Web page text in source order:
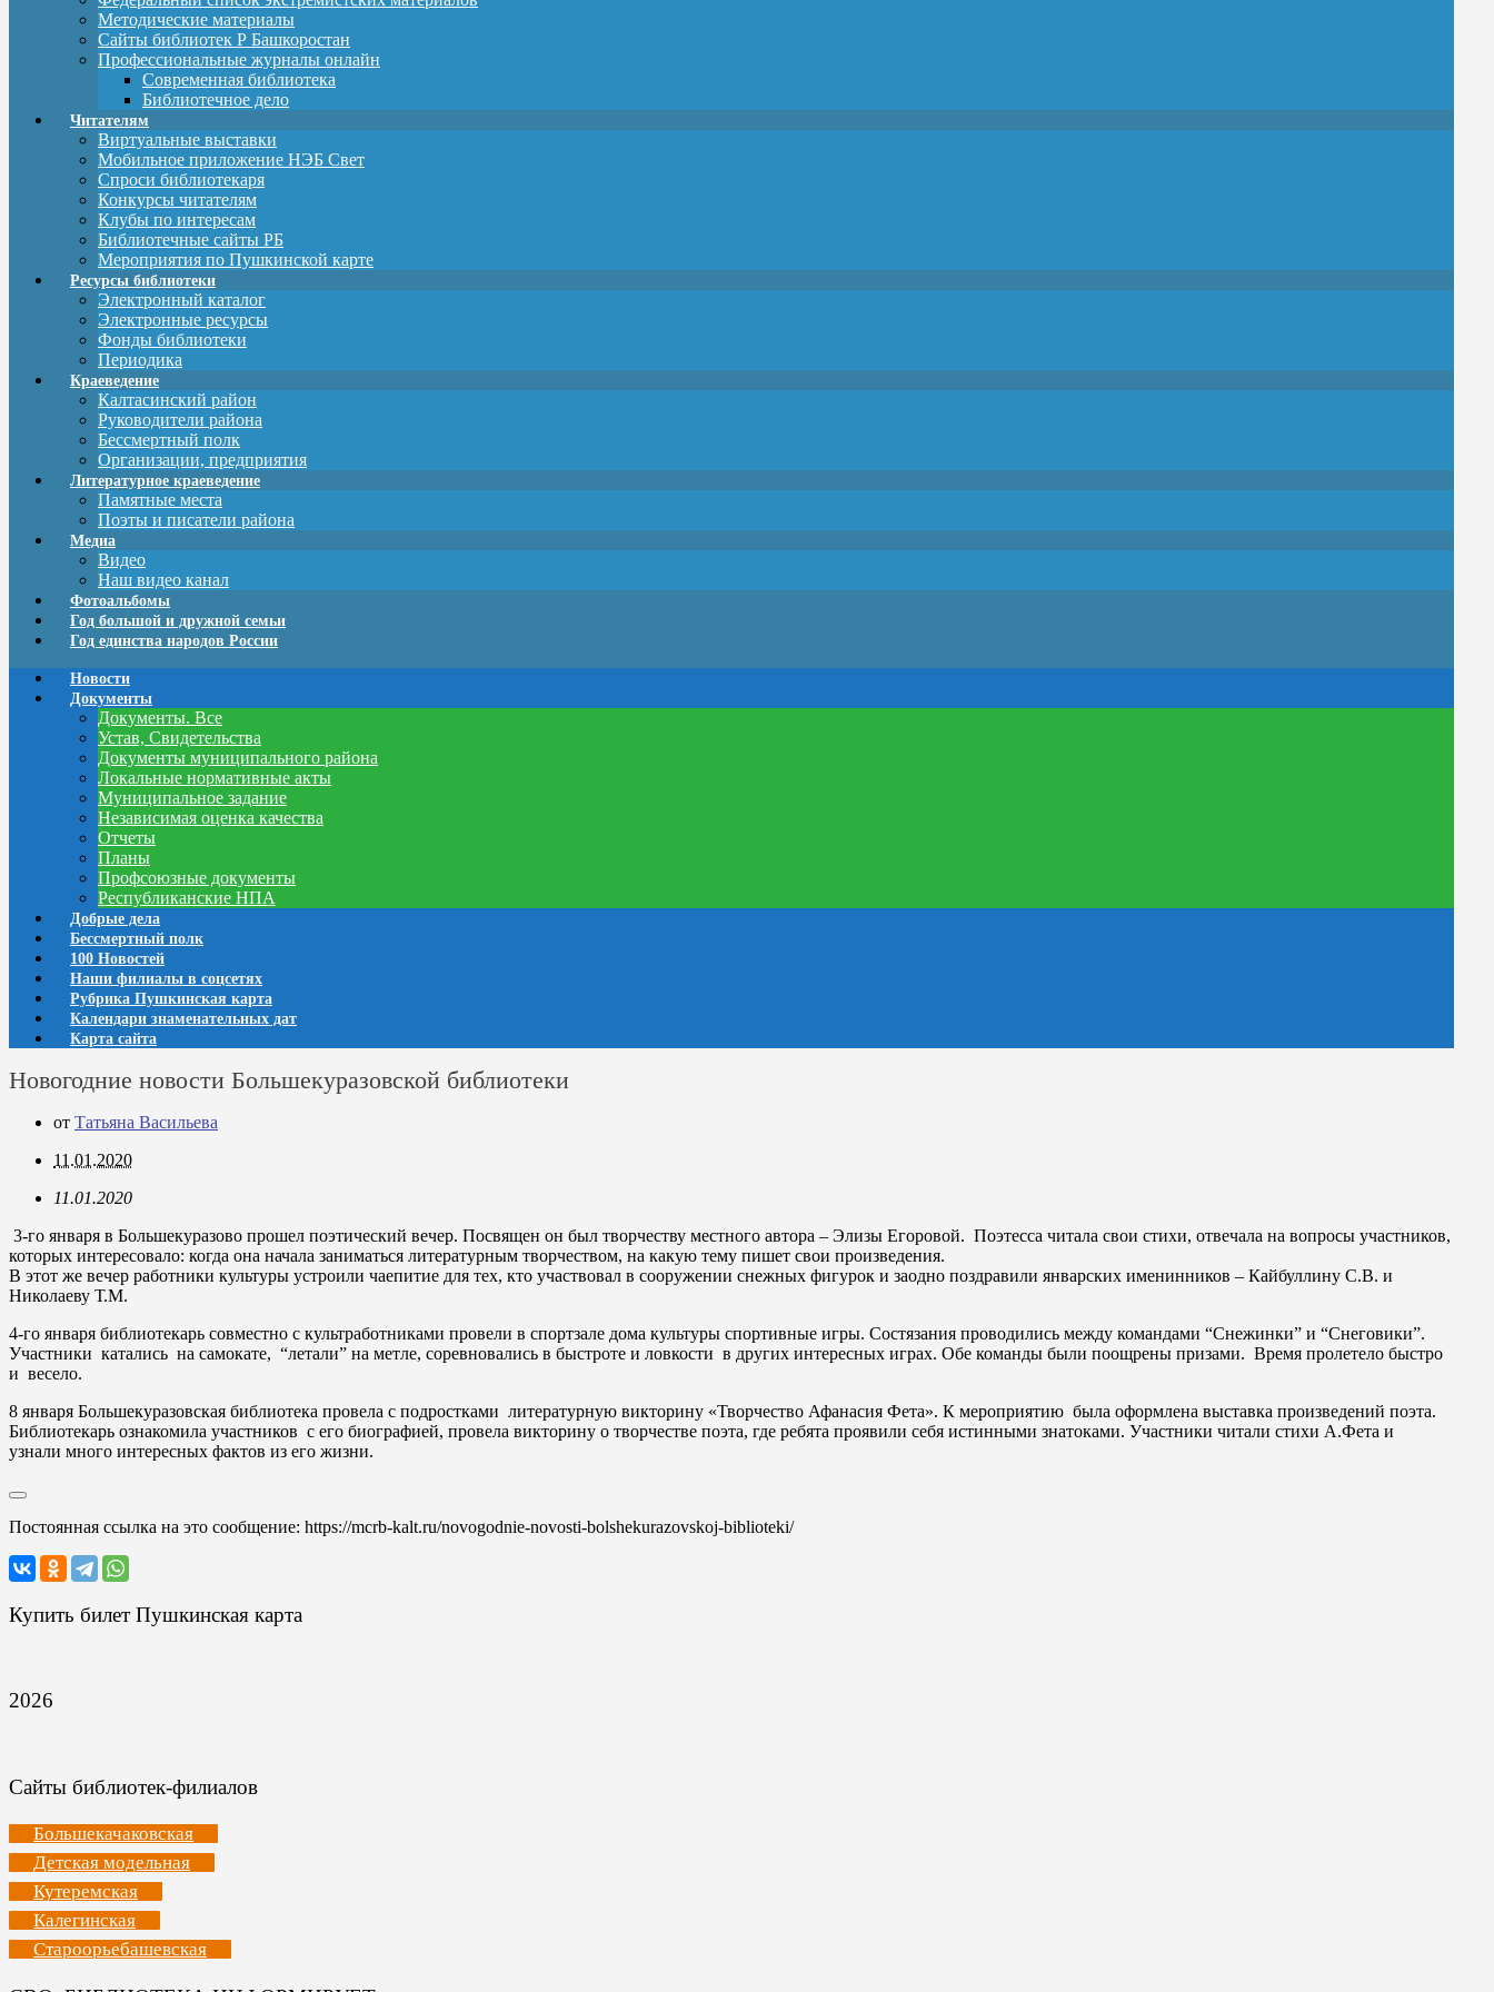
Методические материалы
Сайты библиотек Р Башкоростан
Профессиональные журналы онлайн
Современная библиотека
Библиотечное дело
Читателям
Виртуальные выставки
Мобильное приложение НЭБ Свет
Спроси библиотекаря
Конкурсы читателям
Клубы по интересам
Библиотечные сайты РБ
Мероприятия по Пушкинской карте
Ресурсы библиотеки
Электронный каталог
Электронные ресурсы
Фонды библиотеки
Периодика
Краеведение
Калтасинский район
Руководители района
Бессмертный полк
Организации, предприятия
Литературное краеведение
Памятные места
Поэты и писатели района
Медиа
Видео
Наш видео канал
Фотоальбомы
Год большой и дружной семьи
Год единства народов России
Новости
Документы
Документы. Все
Устав, Свидетельства
Документы муниципального района
Локальные нормативные акты
Муниципальное задание
Независимая оценка качества
Отчеты
Планы
Профсоюзные документы
Республиканские НПА
Добрые дела
Бессмертный полк
100 Новостей
Наши филиалы в соцсетях
Рубрика Пушкинская карта
Календари знаменательных дат
Карта сайта
Новогодние новости Большекуразовской библиотеки
от Татьяна Васильева
11.01.2020
11.01.2020
3-го января в Большекуразово прошел поэтический вечер. Посвящен он был творчеству местного автора – Элизы Егоровой. Поэтесса читала свои стихи, отвечала на вопросы участников,
которых интересовало: когда она начала заниматься литературным творчеством, на какую тему пишет свои произведения.
В этот же вечер работники культуры устроили чаепитие для тех, кто участвовал в сооружении снежных фигурок и заодно поздравили январских именинников – Кайбуллину С.В. и
Николаеву Т.М.
4-го января библиотекарь совместно с культработниками провели в спортзале дома культуры спортивные игры. Состязания проводились между командами “Снежинки” и “Снеговики”.
Участники катались на самокате, “летали” на метле, соревновались в быстроте и ловкости в других интересных играх. Обе команды были поощрены призами. Время пролетело быстро
и весело.
8 января Большекуразовская библиотека провела с подростками литературную викторину «Творчество Афанасия Фета». К мероприятию была оформлена выставка произведений поэта.
Библиотекарь ознакомила участников с его биографией, провела викторину о творчестве поэта, где ребята проявили себя истинными знатоками. Участники читали стихи А.Фета и
узнали много интересных фактов из его жизни.
Постоянная ссылка на это сообщение: https://mcrb-kalt.ru/novogodnie-novosti-bolshekurazovskoj-biblioteki/
Купить билет Пушкинская карта
2026
Сайты библиотек-филиалов
Большекачаковская
Детская модельная
Кутеремская
Калегинская
Староорьебашевская